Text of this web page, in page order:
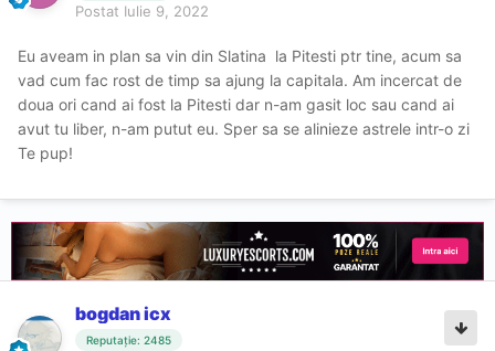
Postat Iulie 9, 2022
Eu aveam in plan sa vin din Slatina la Pitesti ptr tine, acum sa
vad cum fac rost de timp sa ajung la capitala. Am incercat de
doua ori cand ai fost la Pitesti dar n-am gasit loc sau cand ai
avut tu liber, n-am putut eu. Sper sa se alinieze astrele intr-o zi
Te pup!
bogdan icx
Reputație: 2485